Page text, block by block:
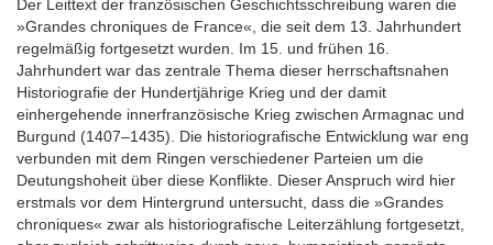
Der Leittext der französischen Geschichtsschreibung waren die
»Grandes chroniques de France«, die seit dem 13. Jahrhundert
regelmäßig fortgesetzt wurden. Im 15. und frühen 16.
Jahrhundert war das zentrale Thema dieser herrschaftsnahen
Historiografie der Hundertjährige Krieg und der damit
einhergehende innerfranzösische Krieg zwischen Armagnac und
Burgund (1407–1435). Die historiografische Entwicklung war eng
verbunden mit dem Ringen verschiedener Parteien um die
Deutungshoheit über diese Konflikte. Dieser Anspruch wird hier
erstmals vor dem Hintergrund untersucht, dass die »Grandes
chroniques« zwar als historiografische Leiterzählung fortgesetzt,